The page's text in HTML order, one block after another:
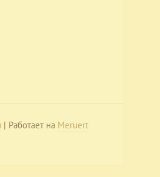
| Работает на Meruert